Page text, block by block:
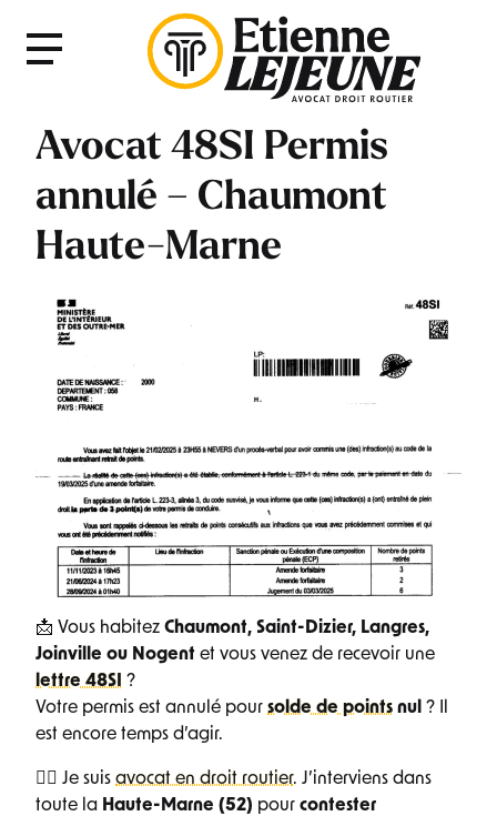
Menu
Avocat 48SI Permis
annulé – Chaumont
Haute-Marne
📩 Vous habitez Chaumont, Saint-Dizier, Langres,
Joinville ou Nogent et vous venez de recevoir une
lettre 48SI ?
Votre permis est annulé pour solde de points nul ? Il
est encore temps d’agir.
👨‍⚖️ Je suis avocat en droit routier. J’interviens dans
toute la Haute-Marne (52) pour contester
Fermer